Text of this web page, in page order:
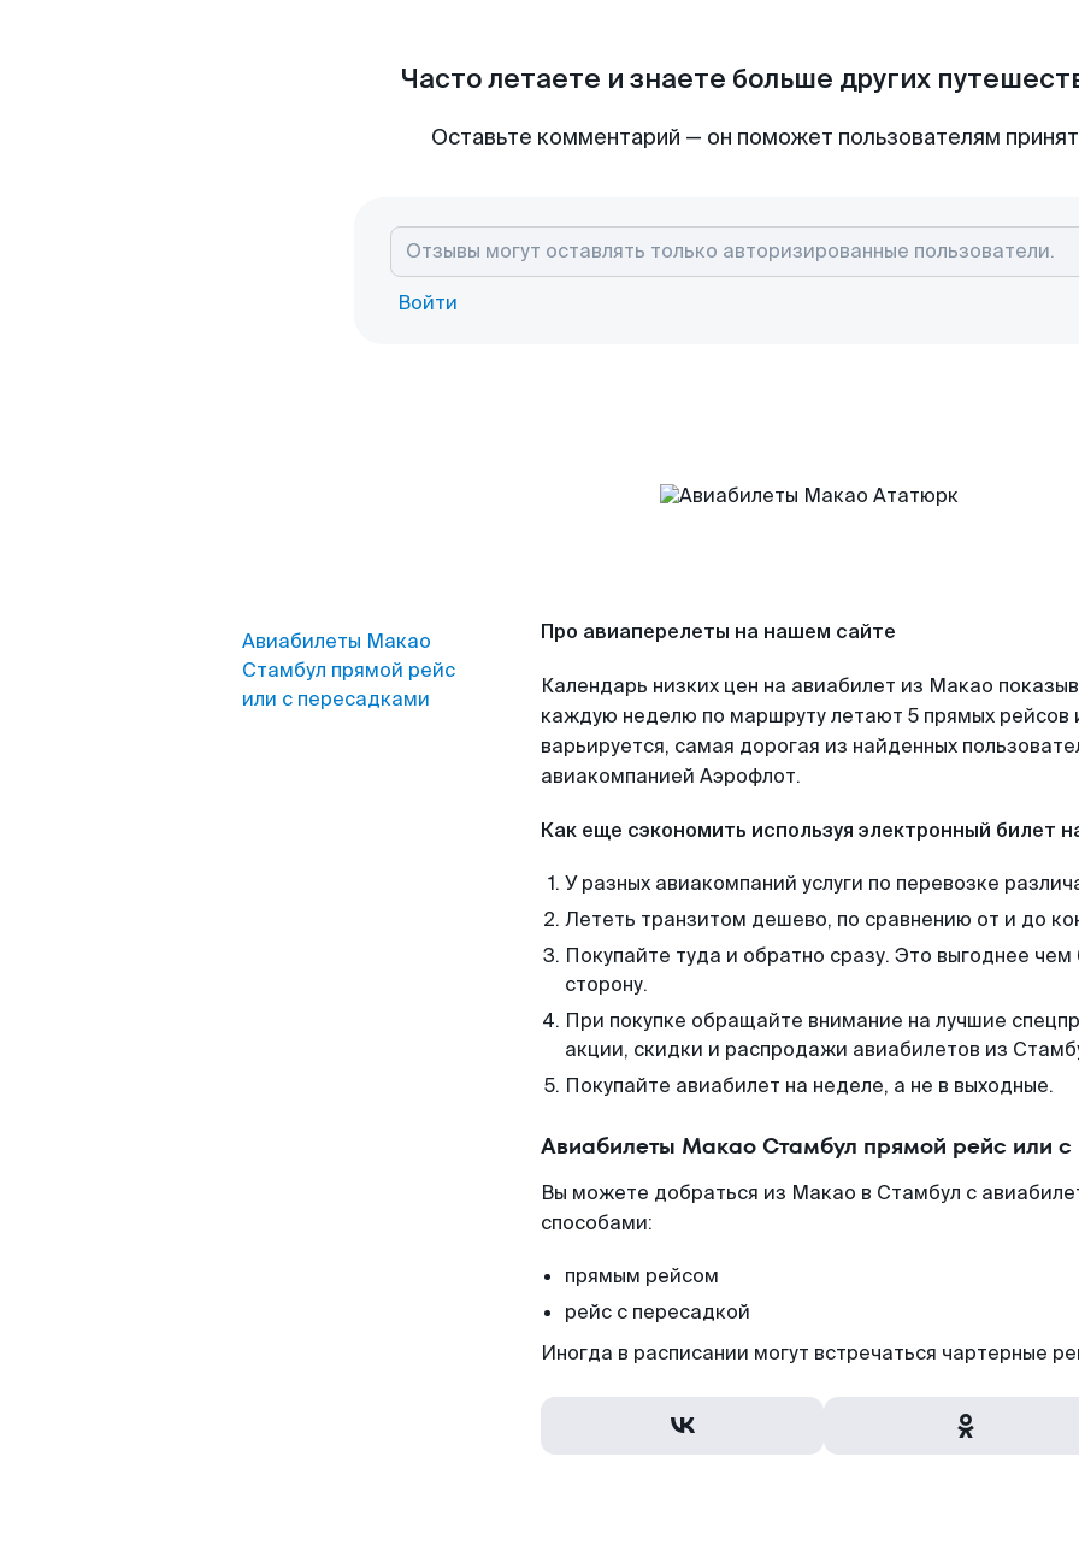
Часто летаете и знаете больше других
Оставьте комментарий — он поможет пользователям
Войти
Авиабилеты Макао
Стамбул прямой рейс
или с пересадками
Про авиаперелеты на нашем сайте
Календарь низких цен на авиабилет из Макао
каждую неделю по маршруту летают 5 прямых рейсов
варьируется, самая дорогая из найденных
авиакомпанией Аэрофлот.
Как еще сэкономить используя электронный билет
У разных авиакомпаний услуги по перевозке
Лететь транзитом дешево, по сравнению от и до
Покупайте туда и обратно сразу. Это выгоднее
сторону.
При покупке обращайте внимание на лучшие
акции, скидки и распродажи авиабилетов из
Покупайте авиабилет на неделе, а не в выходные.
Авиабилеты Макао Стамбул прямой рейс или
Вы можете добраться из Макао в Стамбул с
способами:
прямым рейсом
рейс с пересадкой
Иногда в расписании могут встречаться чартерные